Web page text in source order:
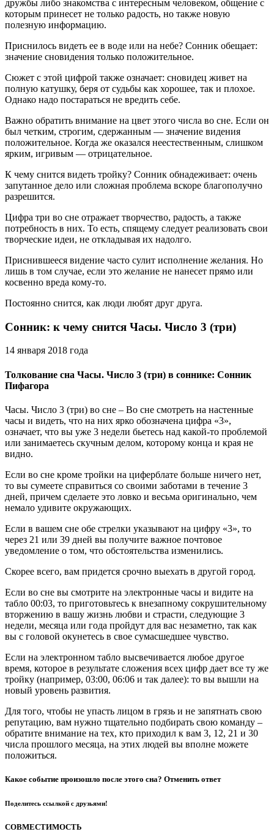
дружбы либо знакомства с интересным человеком, общение с
которым принесет не только радость, но также новую
полезную информацию.
Приснилось видеть ее в воде или на небе? Сонник обещает:
значение сновидения только положительное.
Сюжет с этой цифрой также означает: сновидец живет на
полную катушку, беря от судьбы как хорошее, так и плохое.
Однако надо постараться не вредить себе.
Важно обратить внимание на цвет этого числа во сне. Если он
был четким, строгим, сдержанным — значение видения
положительное. Когда же оказался неестественным, слишком
ярким, игривым — отрицательное.
К чему снится видеть тройку? Сонник обнадеживает: очень
запутанное дело или сложная проблема вскоре благополучно
разрешится.
Цифра три во сне отражает творчество, радость, а также
потребность в них. То есть, спящему следует реализовать свои
творческие идеи, не откладывая их надолго.
Приснившееся видение часто сулит исполнение желания. Но
лишь в том случае, если это желание не нанесет прямо или
косвенно вреда кому-то.
Постоянно снится, как люди любят друг друга.
Сонник: к чему снится Часы. Число 3 (три)
14 января 2018 года
Толкование сна Часы. Число 3 (три) в соннике: Сонник
Пифагора‎
Часы. Число 3 (три) во сне – Во сне смотреть на настенные
часы и видеть, что на них ярко обозначена цифра «3»,
означает, что вы уже 3 недели бьетесь над какой-то проблемой
или занимаетесь скучным делом, которому конца и края не
видно.
Если во сне кроме тройки на циферблате больше ничего нет,
то вы сумеете справиться со своими заботами в течение 3
дней, причем сделаете это ловко и весьма оригинально, чем
немало удивите окружающих.
Если в вашем сне обе стрелки указывают на цифру «3», то
через 21 или 39 дней вы получите важное почтовое
уведомление о том, что обстоятельства изменились.
Скорее всего, вам придется срочно выехать в другой город.
Если во сне вы смотрите на электронные часы и видите на
табло 00:03, то приготовьтесь к внезапному сокрушительному
вторжению в вашу жизнь любви и страсти, следующие 3
недели, месяца или года пройдут для вас незаметно, так как
вы с головой окунетесь в свое сумасшедшее чувство.
Если на электронном табло высвечивается любое другое
время, которое в результате сложения всех цифр дает все ту же
тройку (например, 03:00, 06:06 и так далее): то вы вышли на
новый уровень развития.
Для того, чтобы не упасть лицом в грязь и не запятнать свою
репутацию, вам нужно тщательно подбирать свою команду –
обратите внимание на тех, кто приходил к вам 3, 12, 21 и 30
числа прошлого месяца, на этих людей вы вполне можете
положиться.
Какое событие произошло после этого сна? Отменить ответ
Поделитесь ссылкой с друзьями!
СОВМЕСТИМОСТЬ